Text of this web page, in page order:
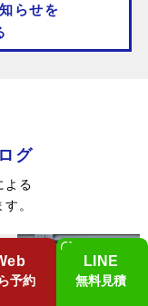
らせを
グ
よる
。
予約
LINE
無料見積